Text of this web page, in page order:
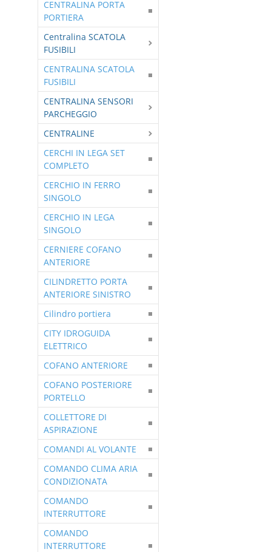
CENTRALINA PORTA
PORTIERA
Centralina SCATOLA
FUSIBILI
CENTRALINA SCATOLA
FUSIBILI
CENTRALINA SENSORI
PARCHEGGIO
CENTRALINE
CERCHI IN LEGA SET
COMPLETO
CERCHIO IN FERRO
SINGOLO
CERCHIO IN LEGA
SINGOLO
CERNIERE COFANO
ANTERIORE
CILINDRETTO PORTA
ANTERIORE SINISTRO
Cilindro portiera
CITY IDROGUIDA
ELETTRICO
COFANO ANTERIORE
COFANO POSTERIORE
PORTELLO
COLLETTORE DI
ASPIRAZIONE
COMANDI AL VOLANTE
COMANDO CLIMA ARIA
CONDIZIONATA
COMANDO
INTERRUTTORE
COMANDO
INTERRUTTORE